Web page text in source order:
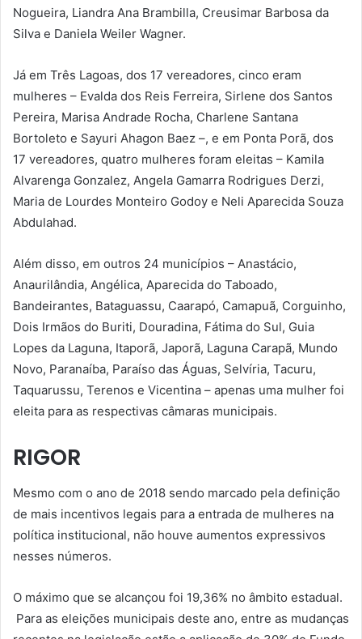
Nogueira, Liandra Ana Brambilla, Creusimar Barbosa da
Silva e Daniela Weiler Wagner.
Já em Três Lagoas, dos 17 vereadores, cinco eram
mulheres – Evalda dos Reis Ferreira, Sirlene dos Santos
Pereira, Marisa Andrade Rocha, Charlene Santana
Bortoleto e Sayuri Ahagon Baez –, e em Ponta Porã, dos
17 vereadores, quatro mulheres foram eleitas – Kamila
Alvarenga Gonzalez, Angela Gamarra Rodrigues Derzi,
Maria de Lourdes Monteiro Godoy e Neli Aparecida Souza
Abdulahad.
Além disso, em outros 24 municípios – Anastácio,
Anaurilândia, Angélica, Aparecida do Taboado,
Bandeirantes, Bataguassu, Caarapó, Camapuã, Corguinho,
Dois Irmãos do Buriti, Douradina, Fátima do Sul, Guia
Lopes da Laguna, Itaporã, Japorã, Laguna Carapã, Mundo
Novo, Paranaíba, Paraíso das Águas, Selvíria, Tacuru,
Taquarussu, Terenos e Vicentina – apenas uma mulher foi
eleita para as respectivas câmaras municipais.
RIGOR
Mesmo com o ano de 2018 sendo marcado pela definição
de mais incentivos legais para a entrada de mulheres na
política institucional, não houve aumentos expressivos
nesses números.
O máximo que se alcançou foi 19,36% no âmbito estadual.
Para as eleições municipais deste ano, entre as mudanças